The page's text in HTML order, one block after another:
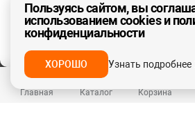
Главная Каталог Корзина
ДА, ВЕРНО
Пользуясь сайтом, вы
использованием cookies и
конфиденциальности
ХОРОШО Узнать подробнее